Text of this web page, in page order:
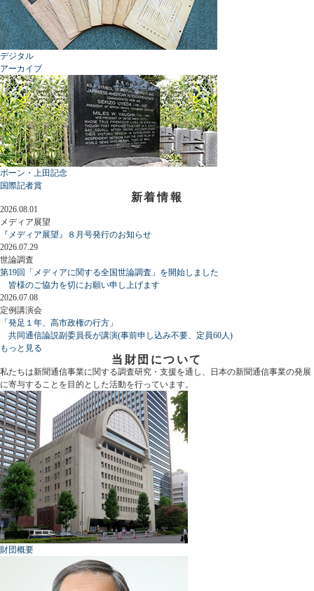
デジタル
アーカイブ
ボーン・上田記念
国際記者賞
新着情報
2026.08.01
メディア展望
『メディア展望』８月号発行のお知らせ
2026.07.29
世論調査
第19回「メディアに関する全国世論調査」を開始しました
皆様のご協力を切にお願い申し上げます
2026.07.08
定例講演会
「発足１年、高市政権の行方」
共同通信論説副委員長が講演(事前申し込み不要、定員60人)
もっと見る
当財団について
私たちは新聞通信事業に関する調査研究・支援を通し、日本の新聞通信事業の発展
に寄与することを目的とした活動を行っています。
財団概要